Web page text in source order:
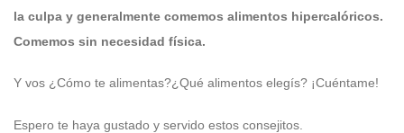
la culpa y generalmente comemos alimentos hipercalóricos.
Comemos sin necesidad física.
Y vos ¿Cómo te alimentas?¿Qué alimentos elegís? ¡Cuéntame!
Espero te haya gustado y servido estos consejitos.